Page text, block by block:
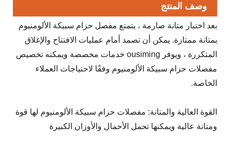
وصف المنتج
بعد اختبار متانة صارمة ، يتمتع مفصل حزام سبيكة الألومنيوم
بمتانة ممتازة. يمكن أن تصمد أمام عمليات الافتتاح والإغلاق
المتكررة ، ويوفر ousiming خدمات مخصصة ويمكنه تخصيص
مفصلات حزام سبيكة الألومنيوم وفقًا لاحتياجات العملاء
الخاصة.
القوة العالية والمتانة: مفصلات حزام سبيكة الألومنيوم لها قوة
ومتانة عالية ويمكنها تحمل الأحمال والأوزان الكبيرة